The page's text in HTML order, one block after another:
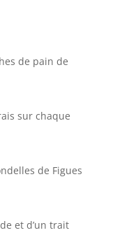
de pain de
sur chaque
de Figues
et d’un trait